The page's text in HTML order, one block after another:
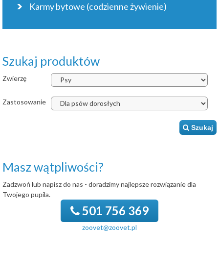
Karmy bytowe (codzienne żywienie)
Szukaj produktów
Zwierzę
Zastosowanie
Szukaj
Masz wątpliwości?
Zadzwoń lub napisz do nas - doradzimy najlepsze rozwiązanie dla
Twojego pupila.
501 756 369
zoovet@zoovet.pl